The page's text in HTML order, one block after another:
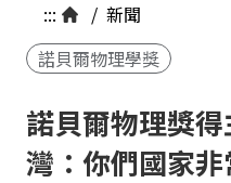
::: / 新聞
諾貝爾物理學獎
諾貝爾物理獎
灣：你們國家